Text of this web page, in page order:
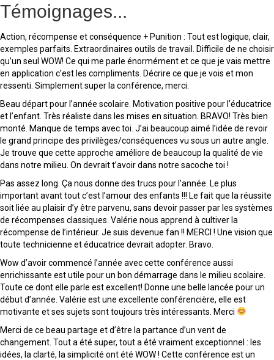
Témoignages...
Action, récompense et conséquence + Punition : Tout est logique, clair,
exemples parfaits. Extraordinaires outils de travail. Difficile de ne choisir
qu’un seul WOW! Ce qui me parle énormément et ce que je vais mettre
en application c’est les compliments. Décrire ce que je vois et mon
ressenti. Simplement super la conférence, merci.
Beau départ pour l’année scolaire. Motivation positive pour l’éducatrice
et l’enfant. Très réaliste dans les mises en situation. BRAVO! Très bien
monté. Manque de temps avec toi. J’ai beaucoup aimé l’idée de revoir
le grand principe des privilèges/conséquences vu sous un autre angle.
Je trouve que cette approche améliore de beaucoup la qualité de vie
dans notre milieu. On devrait t’avoir dans notre sacoche toi !
Pas assez long. Ça nous donne des trucs pour l’année. Le plus
important avant tout c’est l’amour des enfants !!! Le fait que la réussite
soit liée au plaisir d’y être parvenu, sans devoir passer par les systèmes
de récompenses classiques. Valérie nous apprend à cultiver la
récompense de l’intérieur. Je suis devenue fan !! MERCI ! Une vision que
toute technicienne et éducatrice devrait adopter. Bravo.
Wow d’avoir commencé l’année avec cette conférence aussi
enrichissante est utile pour un bon démarrage dans le milieu scolaire.
Toute ce dont elle parle est excellent! Donne une belle lancée pour un
début d’année. Valérie est une excellente conférencière, elle est
motivante et ses sujets sont toujours très intéressants. Merci
Merci de ce beau partage et d’être la partance d’un vent de
changement. Tout a été super, tout a été vraiment exceptionnel : les
idées, la clarté, la simplicité ont été WOW ! Cette conférence est un